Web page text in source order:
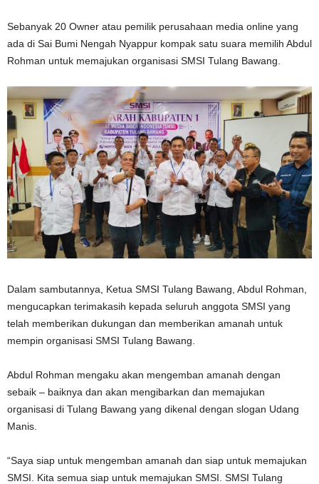
Sebanyak 20 Owner atau pemilik perusahaan media online yang
ada di Sai Bumi Nengah Nyappur kompak satu suara memilih Abdul
Rohman untuk memajukan organisasi SMSI Tulang Bawang.
Dalam sambutannya, Ketua SMSI Tulang Bawang, Abdul Rohman,
mengucapkan terimakasih kepada seluruh anggota SMSI yang
telah memberikan dukungan dan memberikan amanah untuk
mempin organisasi SMSI Tulang Bawang.
Abdul Rohman mengaku akan mengemban amanah dengan
sebaik – baiknya dan akan mengibarkan dan memajukan
organisasi di Tulang Bawang yang dikenal dengan slogan Udang
Manis.
“Saya siap untuk mengemban amanah dan siap untuk memajukan
SMSI. Kita semua siap untuk memajukan SMSI. SMSI Tulang